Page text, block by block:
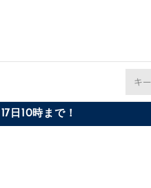
日10時まで！